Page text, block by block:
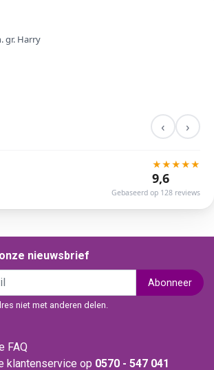
gr. Harry
‹ ›
★★★★★
9,6
Gebaseerd op 128 reviews
nieuwsbrief
Abonneer
niet met anderen delen.
FAQ
klantenservice op 0570 - 547 041